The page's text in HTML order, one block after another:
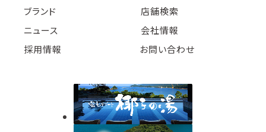
ブランド
店舗検索
ニュース
会社情報
採用情報
お問い合わせ